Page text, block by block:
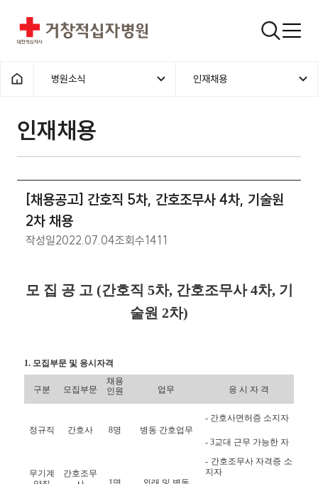
거창적십자병원 검색창
홈으로
병원소식 인재채용
인재채용
[채용공고] 간호직 5차, 간호조무사 4차, 기술원
2차 채용
작성일2022.07.04조회수1411
모 집 공 고 (간호직 5차, 간호조무사 4차, 기
술원 2차)
1. 모집부문 및 응시자격
구분 모집부문
채용
인원
업무 응 시 자 격
정규직 간호사 8명 병동 간호업무
- 간호사면허증 소지자
- 3교대 근무 가능한 자
무기계
간호조무
- 간호조무사 자격증 소
지자